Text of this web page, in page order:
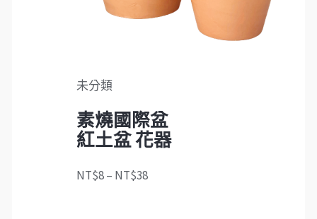
未分類
素燒國際盆
紅土盆 花器
NT$8– NT$38